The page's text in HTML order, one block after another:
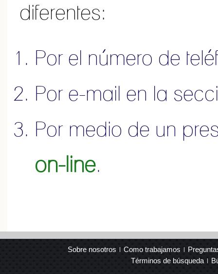
diferentes:
Por el número de
Por e-mail en la
Por medio de un
on-line.
Sobre nosotros Como trabajamos
Términos de búsqueda